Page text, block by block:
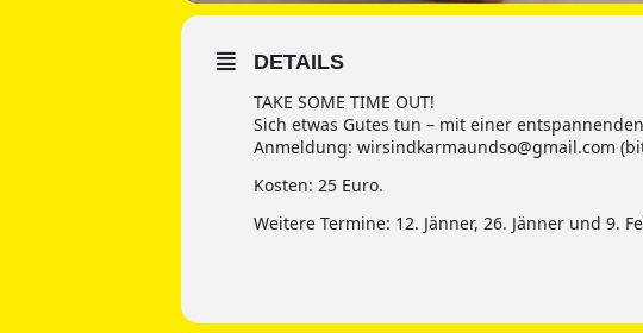
DETAILS
TAKE SOME TIME OUT!
Sich etwas Gutes tun – mit einer
Anmeldung: wirsindkarmaundso@gmail.com
Kosten: 25 Euro.
Weitere Termine: 12. Jänner, 26. Jänner und 9.